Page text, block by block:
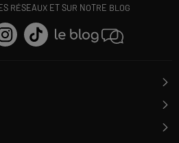
RÉSEAUX ET SUR NOTRE BLOG